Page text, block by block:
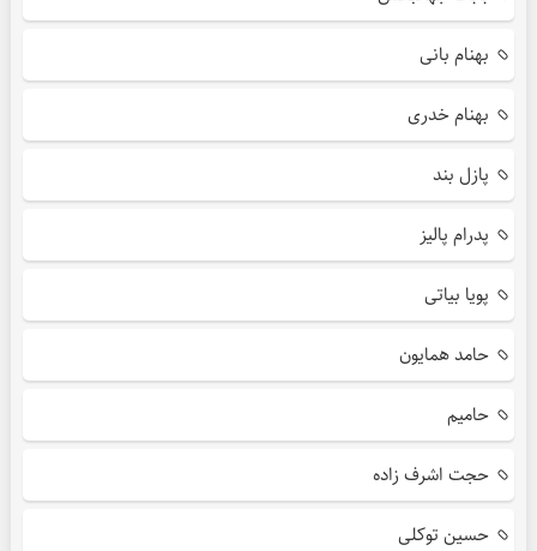
بهنام بانی
بهنام خدری
پازل بند
پدرام پالیز
پویا بیاتی
حامد همایون
حامیم
حجت اشرف زاده
حسین توکلی